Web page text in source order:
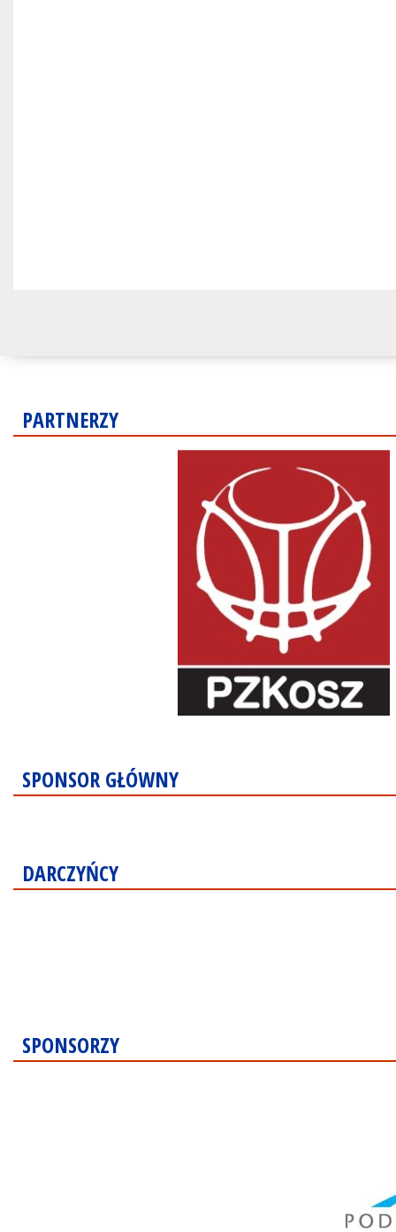
PARTNERZY
SPONSOR GŁÓWNY
DARCZYŃCY
SPONSORZY